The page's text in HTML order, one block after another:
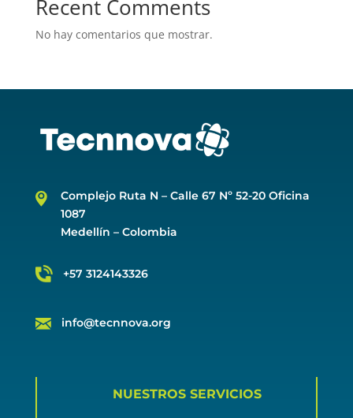
Recent Comments
No hay comentarios que mostrar.
Complejo Ruta N – Calle 67 Nº 52-20 Oficina
1087
Medellín – Colombia
+57 3124143326
info@tecnnova.org
NUESTROS SERVICIOS